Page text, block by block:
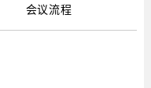
会议流程